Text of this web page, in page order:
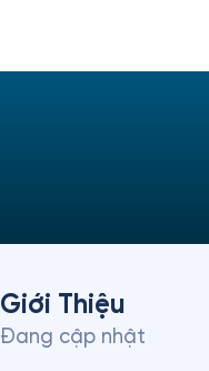
Giới Thiệu
Đang cập nhật